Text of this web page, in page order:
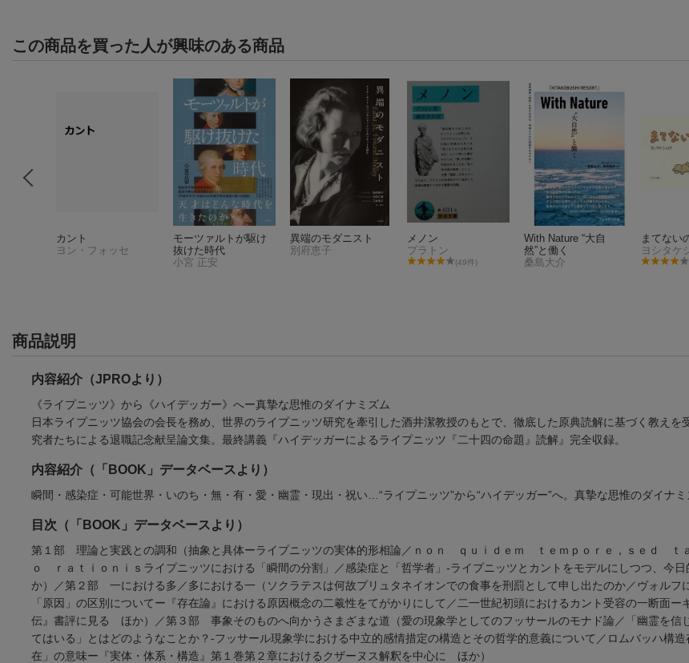
この商品を買った人が興味のある商品
カント
ヨン・フォッセ
モーツァルトが駆け
抜けた時代
小宮 正安
異端のモダニスト
別府恵子
メノン
プラトン
(49件)
With Nature “大自
然”と働く
桑島大介
まてない
ヨシタケ
商品説明
内容紹介（JPROより）
《ライプニッツ》から《ハイデッガー》へー真摯な思惟のダイナミズム
日本ライプニッツ協会の会長を務め、世界のライプニッツ研究を牽引した酒井潔教授のもとで、徹底した原典読解に基づく教えを
究者たちによる退職記念献呈論文集。最終講義『ハイデッガーによるライプニッツ『二十四の命題』読解』完全収録。
内容紹介（「BOOK」データベースより）
瞬間・感染症・可能世界・いのち・無・有・愛・幽霊・現出・祝い…“ライプニッツ”から“ハイデッガー”へ。真摯な思惟のダイナミ
目次（「BOOK」データベースより）
第１部 理論と実践との調和（抽象と具体ーライプニッツの実体的形相論／ｎｏｎ ｑｕｉｄｅｍ ｔｅｍｐｏｒｅ，ｓｅｄ ｔ
ｏ ｒａｔｉｏｎｉｓライプニッツにおける「瞬間の分割」／感染症と「哲学者」-ライプニッツとカントをモデルにしつつ、今
か）／第２部 一における多／多における一（ソクラテスは何故プリュタネイオンでの食事を刑罰として申し出たのか／ヴォルフ
「原因」の区別についてー『存在論』における原因概念の二羲性をてがかりにして／二一世紀初頭におけるカント受容の一断面ー
伝』書評に見る ほか）／第３部 事象そのものへ向かうさまざまな道（愛の現象学としてのフッサールのモナド論／「幽霊を信
てはいる」とはどのようなことか？-フッサール現象学における中立的感情措定の構造とその哲学的意義について／ロムバッハ構
在」の意味ー『実体・体系・構造』第１巻第２章におけるクザーヌス解釈を中心に ほか）